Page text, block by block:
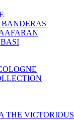
THE VICTORIOUS